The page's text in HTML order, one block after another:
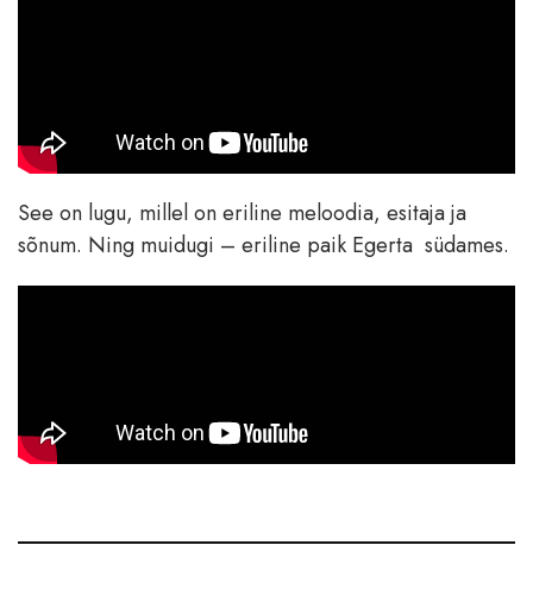
See on lugu, millel on eriline meloodia, esitaja ja
sõnum. Ning muidugi – eriline paik Egerta südames.